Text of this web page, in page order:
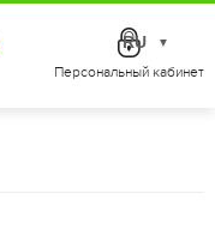
Персональный кабинет
RU ▼